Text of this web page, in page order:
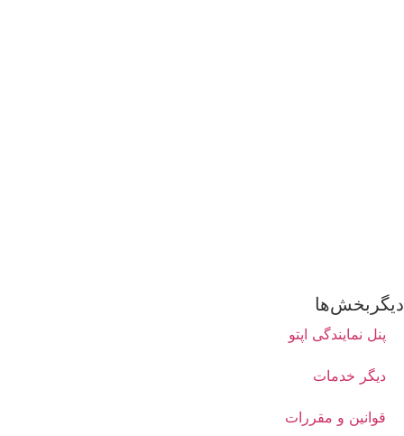
پنل نمایندگی اپتو
دیگر خدمات
قوانین و مقررات